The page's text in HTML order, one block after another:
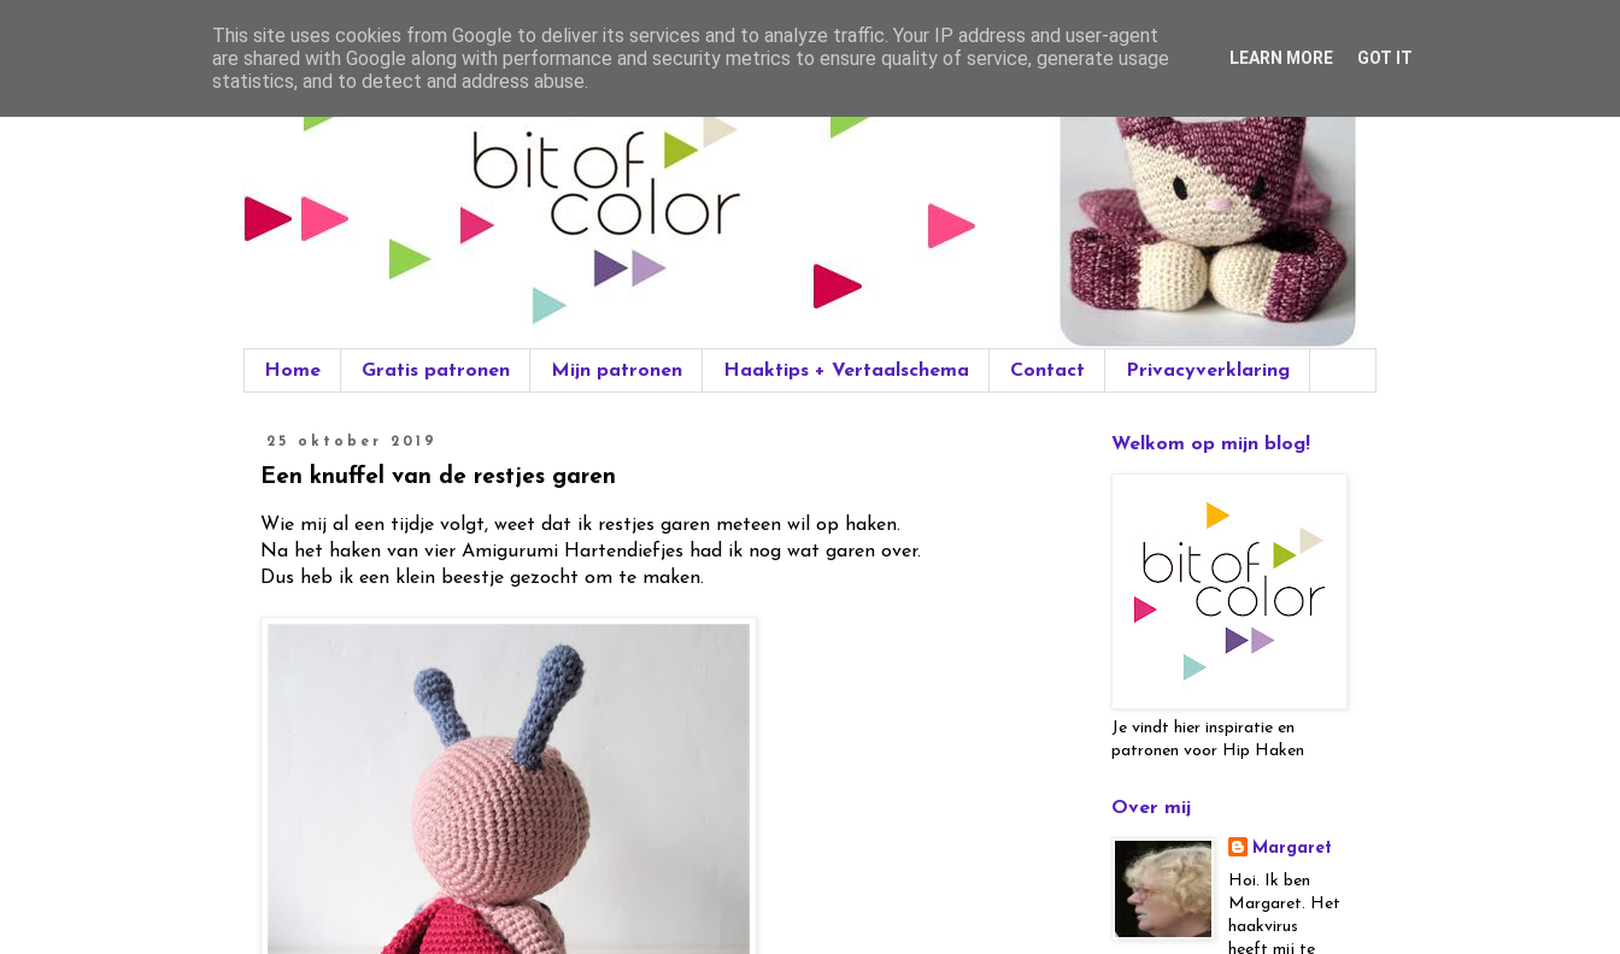
Home Gratis patronen Mijn patronen Haaktips + Vertaalschema Contact Privacyverklaring
25 oktober 2019
Een knuffel van de restjes garen
Wie mij al een tijdje volgt, weet dat ik restjes garen meteen wil op haken.
Na het haken van vier Amigurumi Hartendiefjes had ik nog wat garen over.
Dus heb ik een klein beestje gezocht om te maken.
Welkom op mijn blog!
Je vindt hier inspiratie en
patronen voor Hip Haken
Over mij
Margaret
Hoi. Ik ben
Margaret. Het
haakvirus
heeft mij te
This site uses cookies from Google to deliver its services and to analyze traffic. Your IP address and user-agent
are shared with Google along with performance and security metrics to ensure quality of service, generate usage
statistics, and to detect and address abuse.
LEARN MORE GOT IT